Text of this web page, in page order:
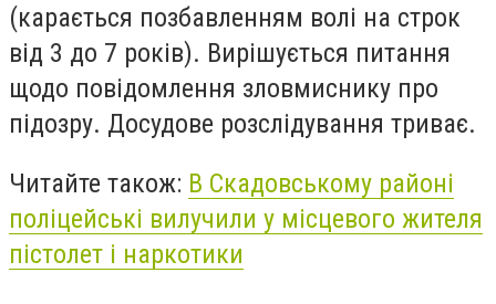
(карається позбавленням волі на строк
від 3 до 7 років). Вирішується питання
щодо повідомлення зловмиснику про
підозру. Досудове розслідування триває.
Читайте також: В Скадовському районі
поліцейські вилучили у місцевого жителя
пістолет і наркотики